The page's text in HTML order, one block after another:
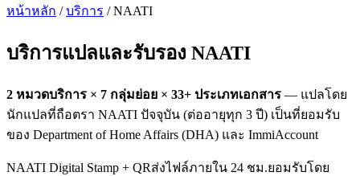
หน้าหลัก / บริการ / NAATI
บริการแปลและรับรอง NAATI
2 หมวดบริการ × 7 กลุ่มย่อย × 33+ ประเภทเอกสาร — แปลโดย
นักแปลที่ถือตรา NAATI ปัจจุบัน (ต่ออายุทุก 3 ปี) เป็นที่ยอมรับ
ของ Department of Home Affairs (DHA) และ ImmiAccount
NAATI Digital Stamp + QRส่งไฟล์ภายใน 24 ชม.ยอมรับโดย